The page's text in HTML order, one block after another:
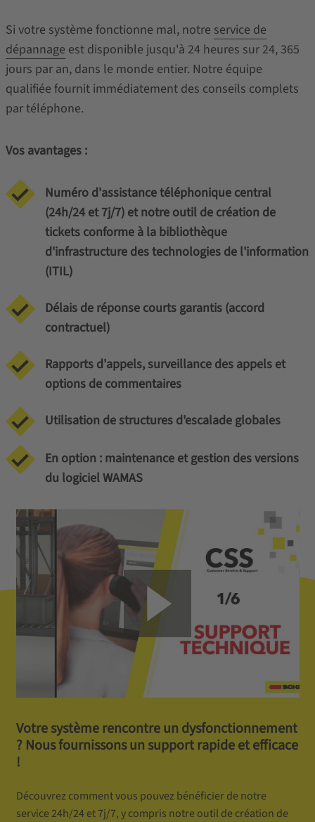
Si votre système fonctionne mal, notre service de
dépannage est disponible jusqu'à 24 heures sur 24, 365
jours par an, dans le monde entier. Notre équipe
qualifiée fournit immédiatement des conseils complets
par téléphone.
Vos avantages :
Numéro d'assistance téléphonique central
(24h/24 et 7j/7) et notre outil de création de
tickets conforme à la bibliothèque
d'infrastructure des technologies de l'information
(ITIL)
Délais de réponse courts garantis (accord
contractuel)
Rapports d'appels, surveillance des appels et
options de commentaires
Utilisation de structures d'escalade globales
En option : maintenance et gestion des versions
du logiciel WAMAS
Votre système rencontre un dysfonctionnement
? Nous fournissons un support rapide et efficace
!
Découvrez comment vous pouvez bénéficier de notre
service 24h/24 et 7j/7, y compris notre outil de création de